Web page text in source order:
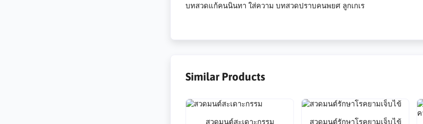
บทสวดแก้คนนินทา ใส่ความ บทสวดปราบคนพยศ ลูกเกเร
Similar Products
สวดมนต์สะเดาะกรรม สวดมนต์รักษาโรคยามเจ็บไข้